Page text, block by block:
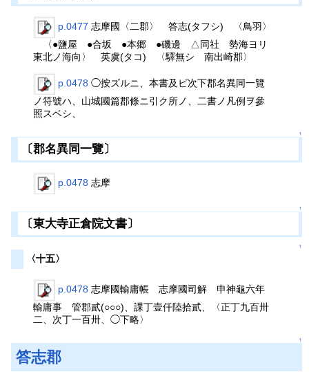
p.0477 志摩國〈二郡〉 答志(タフシ) 〈鳥羽〉
〈●鹽屋 ●合坂 ●本郷 ●磯邊 △同社 勢海ヨリ
東北ノ海向〉 英虞(タコ) 〈驛無シ 南出崎郡〉
p.0478 ◯按ズルニ、本書及ビ次下郡名異同一覽
ノ符號ハ、山城國篇郡條ニ引ク所ノ、二書ノ凡例ヲ參
照スベシ、
↑
〔郡名異同一覽〕
p.0478 志摩
↑
〔東大寺正倉院文書〕
↑
〈十五〉
p.0478 志摩國輸庸帳 志摩國司解 申神龜六年
輸庸事 管郡貳(○○○)、課丁壹仟陸拾貳、〈正丁九百卅
二、次丁一百卅、◯下略〉
↑
答志郡